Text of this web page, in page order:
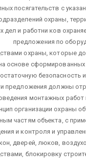
посягательств с
охраны,
дел и работни ков
- предложения по
охраны, которые
основе
безопасность
предложения должны
монтажных работ
организации охраны
частям объекта, с
и контроля и
дверей, люков,
блокировку